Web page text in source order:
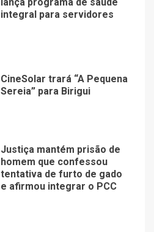
integral para servidores
CineSolar trará “A Pequena
Sereia” para Birigui
Justiça mantém prisão de
homem que confessou
tentativa de furto de gado
e afirmou integrar o PCC